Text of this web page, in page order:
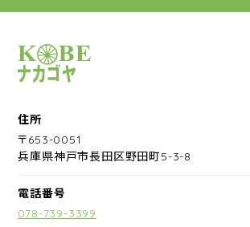
サイクルショップナカゴヤ
住所
〒653-0051
兵庫県神戸市長田区野田町5-3-8
電話番号
078-739-3399